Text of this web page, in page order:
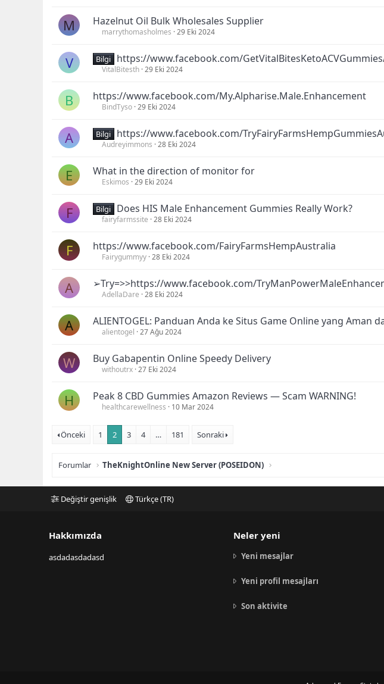
M Hazelnut Oil Bulk Wholesales Supplier
marrythomasholmes 29 Eki 2024
V Bilgi https://www.facebook.com/
VitalBitesth 29 Eki 2024
B https://www.facebook.com/My.Alpharise.Male.Enhancement
BindTyso 29 Eki 2024
A Bilgi https://www.facebook.com/
Audreyimmons 28 Eki 2024
E What in the direction of monitor for
Eskimos 29 Eki 2024
F Bilgi Does HIS Male Enhancement Gummies Really Work?
fairyfarmssite 28 Eki 2024
F https://www.facebook.com/FairyFarmsHempAustralia
Fairygummyy 28 Eki 2024
A ➢Try=>>https://www.facebook.com/
AdellaDare 28 Eki 2024
A ALIENTOGEL: Panduan Anda ke Situs Game Online yang Aman
alientogel 27 Ağu 2024
W Buy Gabapentin Online Speedy Delivery
withoutrx 27 Eki 2024
H Peak 8 CBD Gummies Amazon Reviews — Scam WARNING!
healthcarewellness 10 Mar 2024
Önceki 1 2 3 4 … 181 Sonraki
Forumlar TheKnightOnline New Server (POSEIDON)
Değiştir genişlik Türkçe (TR)
Hakkımızda
asdadasdadasd
Neler yeni
Yeni mesajlar
Yeni profil mesajları
Son aktivite